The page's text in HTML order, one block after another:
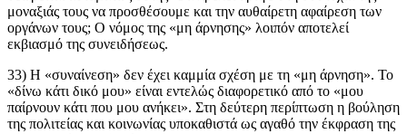
μοναξιάς τους να προσθέσουμε και την αυθαίρετη αφαίρεση των
οργάνων τους; Ο νόμος της «μη άρνησης» λοιπόν αποτελεί
εκβιασμό της συνειδήσεως.
33) Η «συναίνεση» δεν έχει καμμία σχέση με τη «μη άρνηση». Το
«δίνω κάτι δικό μου» είναι εντελώς διαφορετικό από το «μου
παίρνουν κάτι που μου ανήκει». Στη δεύτερη περίπτωση η βούληση
της πολιτείας και κοινωνίας υποκαθιστά ως αγαθό την έκφραση της